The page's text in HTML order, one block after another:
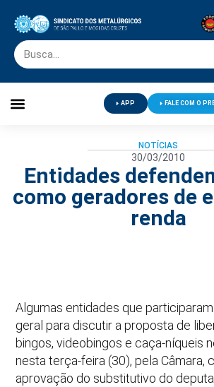
APP FALE COM O
NOTÍCIAS
30/03/2010
Entidades
como geradores de
renda
Algumas entidades que
geral para discutir a proposta de
bingos, videobingos e caça-níqueis
nesta terça-feira (30), pela Câmara,
aprovação do substitutivo do